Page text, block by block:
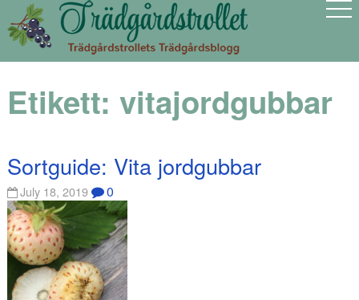
Etikett: vitajordgubbar
Sortguide: Vita jordgubbar
July 18, 2019 0